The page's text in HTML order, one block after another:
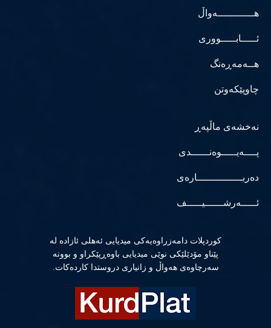
هــــــــــــەواڵ
ئـــــابـــــووری
هــەمەڕەنگ
چاوپێکەوتن
نەخشەی ماڵپەڕ
پــــەیـــــوەنــــــدی
دەربـــــــــــــــارەی
ئـــــەرشــــــیـــــف
كوردپلات دامەزراوەیەكی میدیایی ئەهلی ئازادە لە
پێناو مۆدێلێكی نوێی میدیایی باوەڕپێكراو و بوونە
سەرچاوەی هەواڵ و زانیاری دروستدا كاردەكات.